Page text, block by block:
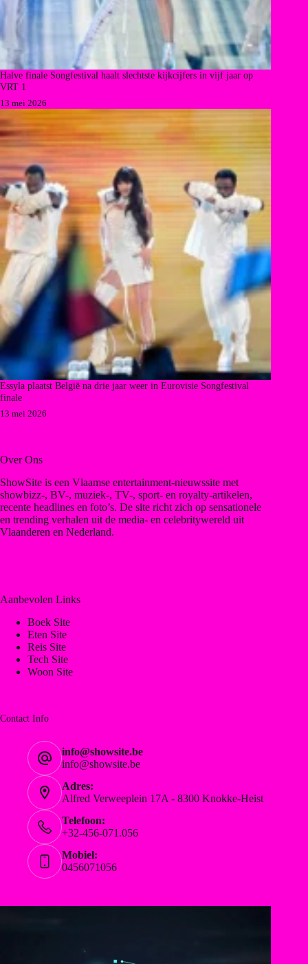
Halve finale Songfestival haalt slechtste kijkcijfers in vijf jaar op
VRT 1
13 mei 2026
Essyla plaatst België na drie jaar weer in Eurovisie Songfestival
finale
13 mei 2026
Over Ons
ShowSite is een Vlaamse entertainment-nieuwssite met
showbizz-, BV-, muziek-, TV-, sport- en royalty-artikelen,
recente headlines en foto’s. De site richt zich op sensationele
en trending verhalen uit de media- en celebritywereld uit
Vlaanderen en Nederland.
Aanbevolen Links
Boek Site
Eten Site
Reis Site
Tech Site
Woon Site
Contact Info
info@showsite.be
info@showsite.be
Adres:
Alfred Verweeplein 17A - 8300 Knokke-Heist
Telefoon:
+32-456-071.056
Mobiel:
0456071056